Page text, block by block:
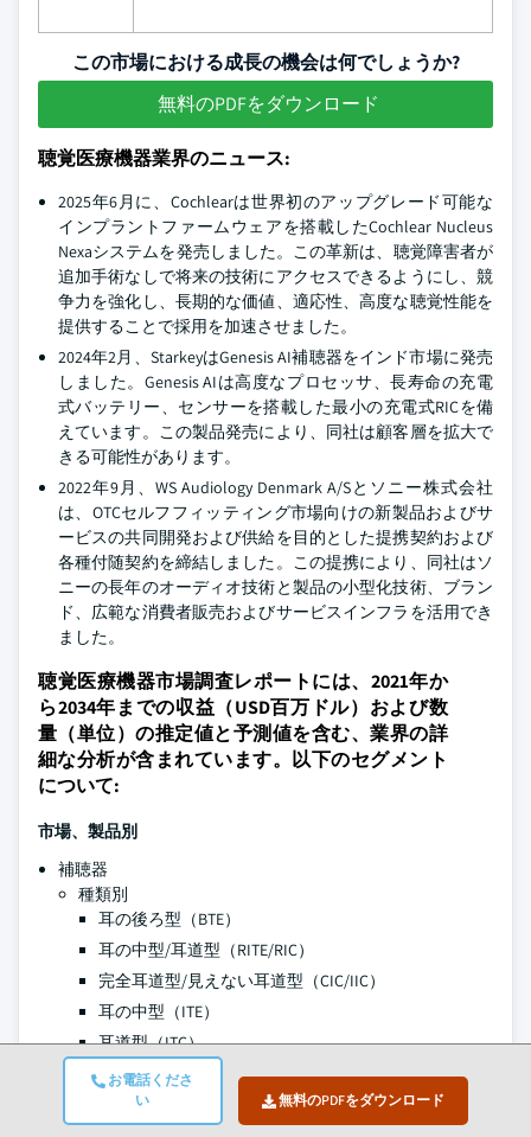
お電話くださ
い
無料のPDFをダウンロード
この市場における成長の機会は何でしょうか?
無料のPDFをダウンロード
聴覚医療機器業界のニュース:
2025年6月に、Cochlearは世界初のアップグレード可能な
インプラントファームウェアを搭載したCochlear Nucleus
Nexaシステムを発売しました。この革新は、聴覚障害者が
追加手術なしで将来の技術にアクセスできるようにし、競
争力を強化し、長期的な価値、適応性、高度な聴覚性能を
提供することで採用を加速させました。
2024年2月、StarkeyはGenesis AI補聴器をインド市場に発売
しました。Genesis AIは高度なプロセッサ、長寿命の充電
式バッテリー、センサーを搭載した最小の充電式RICを備
えています。この製品発売により、同社は顧客層を拡大で
きる可能性があります。
2022年9月、WS Audiology Denmark A/Sとソニー株式会社
は、OTCセルフフィッティング市場向けの新製品およびサ
ービスの共同開発および供給を目的とした提携契約および
各種付随契約を締結しました。この提携により、同社はソ
ニーの長年のオーディオ技術と製品の小型化技術、ブラン
ド、広範な消費者販売およびサービスインフラを活用でき
ました。
聴覚医療機器市場調査レポートには、2021年か
ら2034年までの収益（USD百万ドル）および数
量（単位）の推定値と予測値を含む、業界の詳
細な分析が含まれています。以下のセグメント
について:
市場、製品別
補聴器
種類別
耳の後ろ型（BTE）
耳の中型/耳道型（RITE/RIC）
完全耳道型/見えない耳道型（CIC/IIC）
耳の中型（ITE）
耳道型（ITC）
販売チャネル別
実店舗
EC